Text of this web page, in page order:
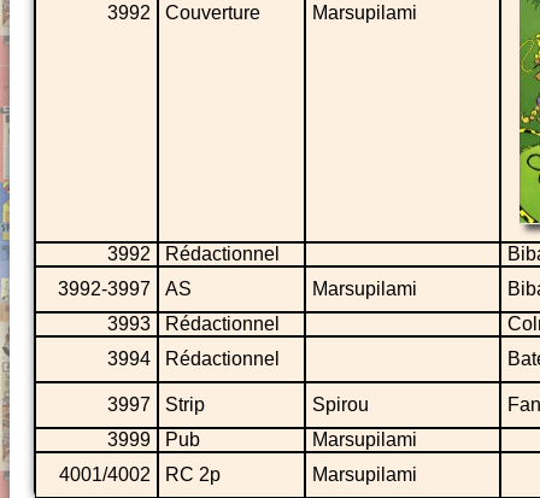
3992 Couverture Marsupilami
3992 Rédactionnel
3992-3997
AS Marsupilami
3993
Rédactionnel
3994
Rédactionnel
3997 Strip Spirou
3999
Pub
Marsupilami
4001/4002
RC 2p Marsupilami